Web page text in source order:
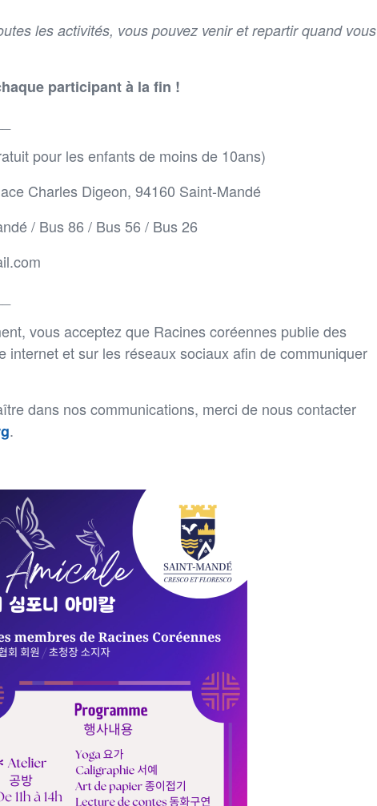
les activités, vous pouvez venir et repartir quand vous
participant à la fin !
pour les enfants de moins de 10ans)
Charles Digeon, 94160 Saint-Mandé
/ Bus 86 / Bus 56 / Bus 26
vous acceptez que Racines coréennes publie des
internet et sur les réseaux sociaux afin de communiquer
dans nos communications, merci de nous contacter
.